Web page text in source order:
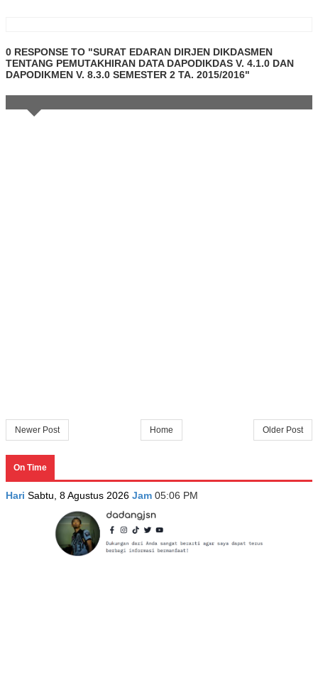
0 RESPONSE TO "SURAT EDARAN DIRJEN DIKDASMEN
TENTANG PEMUTAKHIRAN DATA DAPODIKDAS V. 4.1.0 DAN
DAPODIKMEN V. 8.3.0 SEMESTER 2 TA. 2015/2016"
Newer Post Older Post
Home
On Time
Hari Sabtu, 8 Agustus 2026 Jam 05:06 PM